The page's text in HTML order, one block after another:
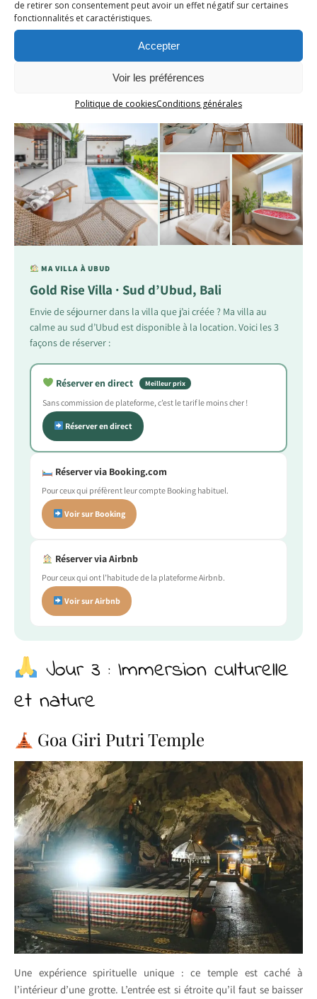
de retirer son consentement peut avoir un effet négatif sur certaines
fonctionnalités et caractéristiques.
Accepter
Voir les préférences
Politique de cookiesConditions générales
→ consultation →
MA VILLA À UBUD
Gold Rise Villa · Sud d’Ubud, Bali
Envie de séjourner dans la villa que j’ai créée ? Ma villa au
calme au sud d’Ubud est disponible à la location. Voici les 3
façons de réserver :
Réserver en direct Meilleur prix
Sans commission de plateforme, c’est le tarif le moins cher !
Réserver en direct
Réserver via Booking.com
Pour ceux qui préfèrent leur compte Booking habituel.
Voir sur Booking
Réserver via Airbnb
Pour ceux qui ont l’habitude de la plateforme Airbnb.
Voir sur Airbnb
Jour 3 : Immersion culturelle
et nature
Goa Giri Putri Temple
Une expérience spirituelle unique : ce temple est caché à
l’intérieur d’une grotte. L’entrée est si étroite qu’il faut se baisser